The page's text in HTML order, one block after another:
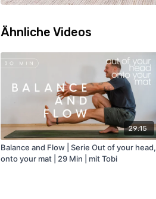
Ähnliche Videos
29:15
Balance and Flow | Serie Out of your head,
onto your mat | 29 Min | mit Tobi